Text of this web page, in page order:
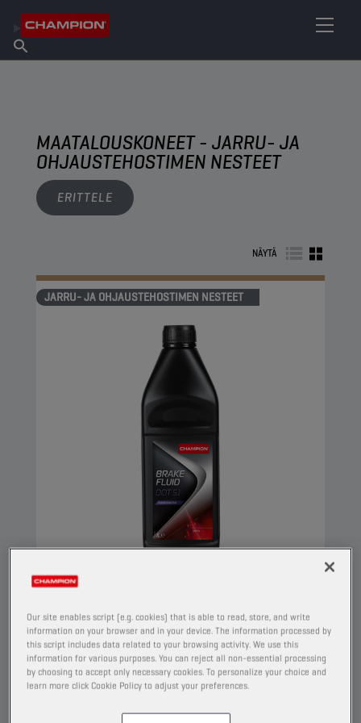
Tietoa Championista
Etsi myyntipiste
MAATALOUSKONEET - JARRU- JA
OHJAUSTEHOSTIMEN NESTEET
ERITTELE
NÄYTÄ
JARRU- JA OHJAUSTEHOSTIMEN NESTEET
CHAMPION
DOT 5.1
TUOTE:5038
Tämä synteettinen jarruneste on tarkoitettu
ensisijaisen tärkeää. Koostumus takaa hyvän
Our site enables script (e.g. cookies) that is able to read, store, and write
information on your browser and in your device. The information processed by
this script includes data related to your browsing activity. We use this
information for various purposes. You can reject all non-essential processing
by choosing to accept only necessary cookies. To personalize your choice and
learn more click Cookie Policy to adjust your preferences.